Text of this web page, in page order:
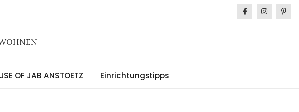
OF JAB ANSTOETZ Einrichtungstipps